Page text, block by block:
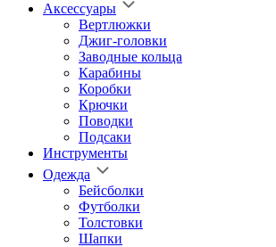
Аксессуары
Вертлюжки
Джиг-головки
Заводные кольца
Карабины
Коробки
Крючки
Поводки
Подсаки
Инструменты
Одежда
Бейсболки
Футболки
Толстовки
Шапки